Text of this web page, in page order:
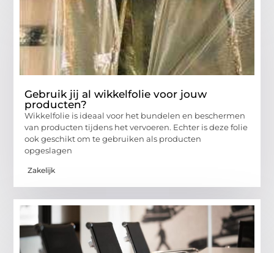
Gebruik jij al wikkelfolie voor jouw
producten?
Wikkelfolie is ideaal voor het bundelen en beschermen
van producten tijdens het vervoeren. Echter is deze folie
ook geschikt om te gebruiken als producten
opgeslagen
Zakelijk